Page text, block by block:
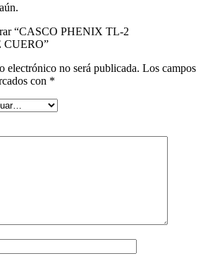
“CASCO PHENIX TL-2
electrónico no será publicada. Los campos
con *